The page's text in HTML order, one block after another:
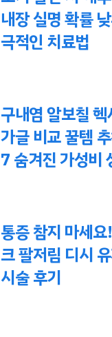
내장 실명 확률
극적인 치료법
구내염 알보칠
가글 비교 꿀템
7 숨겨진 가성비
통증 참지 마세
크 팔저림 디시
시술 후기